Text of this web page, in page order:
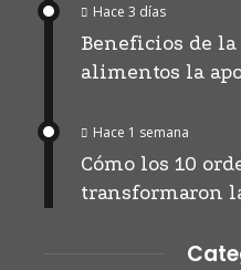
Hace 3 días
Beneficios de
alimentos la
Hace 1 semana
Cómo los 10
transformaron